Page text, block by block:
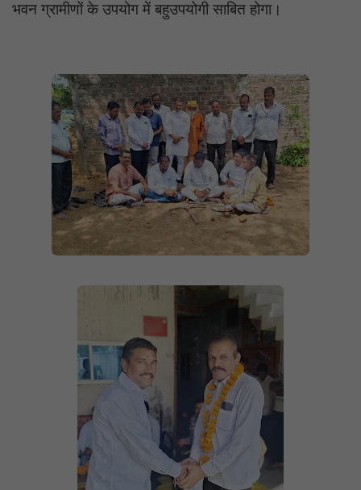
भवन ग्रामीणों के उपयोग में बहुउपयोगी साबित होगा।